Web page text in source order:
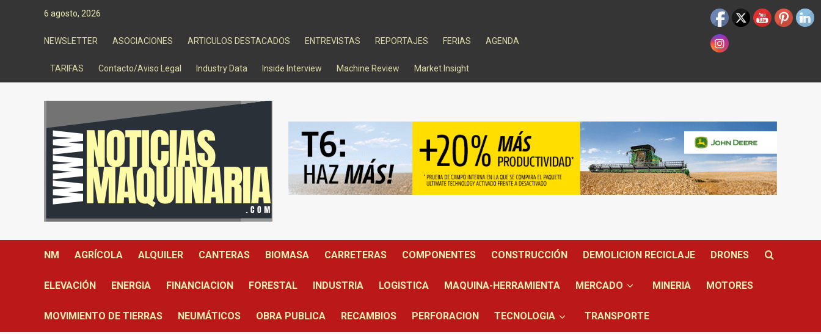
6 agosto, 2026
NEWSLETTER ASOCIACIONES ARTICULOS DESTACADOS ENTREVISTAS REPORTAJES FERIAS AGENDA
TARIFAS Contacto/Aviso Legal Industry Data Inside Interview Machine Review Market Insight
NM AGRÍCOLA ALQUILER CANTERAS BIOMASA CARRETERAS COMPONENTES CONSTRUCCIÓN DEMOLICION RECICLAJE DRONES
ELEVACIÓN ENERGIA FINANCIACION FORESTAL INDUSTRIA LOGISTICA MAQUINA-HERRAMIENTA MERCADO MINERIA MOTORES
MOVIMIENTO DE TIERRAS NEUMÁTICOS OBRA PUBLICA RECAMBIOS PERFORACION TECNOLOGIA TRANSPORTE